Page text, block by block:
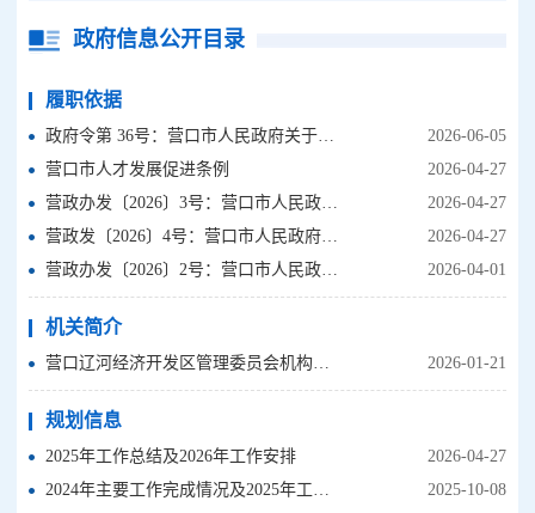
政府信息公开目录
履职依据
政府令第 36号：营口市人民政府关于宣布废止部分市政府行政规范性文件的决定
2026-06-05
营口市人才发展促进条例
2026-04-27
营政办发〔2026〕3号：营口市人民政府办公室关于印发《营口市渔业船舶记分管理办法》的通知
2026-04-27
营政发〔2026〕4号：营口市人民政府关于推动跨境电商高质量发展的实施意见
2026-04-27
营政办发〔2026〕2号：营口市人民政府办公室关于公布营口市人民政府现行有效规章和行政规范性文件目录的通知
2026-04-01
机关简介
营口辽河经济开发区管理委员会机构设置 2026-01-21
规划信息
2025年工作总结及2026年工作安排
2026-04-27
2024年主要工作完成情况及2025年工作安排
2025-10-08